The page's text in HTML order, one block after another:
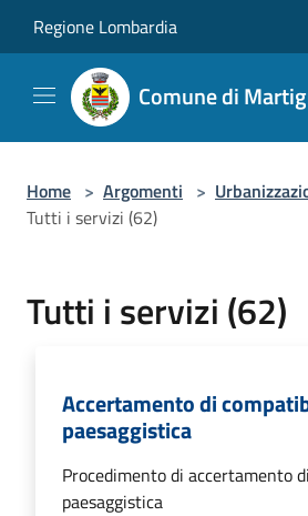
Regione Lombardia
Comune di
Home > Argomenti >
Tutti i servizi (62)
Tutti i servizi (62)
Accertamento di
paesaggistica
Procedimento di accertamento
paesaggistica